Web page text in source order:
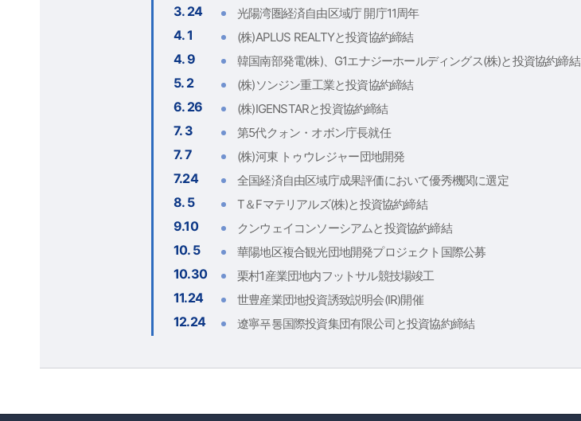
3. 24 光陽湾圏経済自由区域庁 開庁11周年
4. 1 (株)APLUS REALTYと投資協約締結
4. 9 韓国南部発電(株)、G1エナジーホールディングス(株)と投資協約締結
5. 2 (株)ソンジン重工業と投資協約締結
6. 26 (株)IGENSTARと投資協約締結
7. 3 第5代クォン・オボン庁長就任
7. 7 (株)河東 トゥウレジャー団地開発
7.24 全国経済自由区域庁成果評価において優秀機関に選定
8. 5 T＆Fマテリアルズ(株)と投資協約締結
9.10 クンウェイコンソーシアムと投資協約締結
10. 5 華陽地区複合観光団地開発プロジェクト国際公募
10.30 栗村1産業団地内フットサル競技場竣工
11.24 世豊産業団地投資誘致説明会(IR)開催
12.24 遼寧푸통国際投資集団有限公司と投資協約締結